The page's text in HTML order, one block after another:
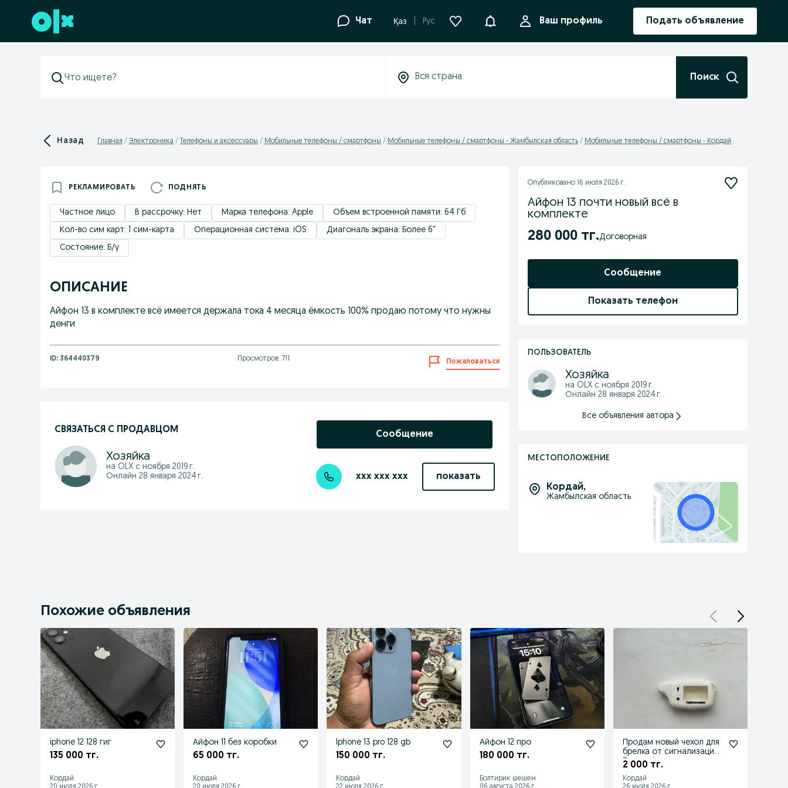
Перейти к нижнему колонтитулу Чат Қаз Рус УведомленияВаш профиль Подать объявление
Поиск
Назад Главная Электроника Телефоны и аксессуары Мобильные телефоны / смартфоны Мобильные телефоны / смартфоны - Жамбылская область Мобильные телефоны / смартфоны - Кордай
РЕКЛАМИРОВАТЬ ПОДНЯТЬ
Частное лицо В рассрочку: Нет Марка телефона: Apple
Объем встроенной памяти: 64 Гб
Кол-во сим карт: 1 сим-карта
Операционная система: iOS
Диагональ экрана: Более 6"
Состояние: Б/у
ОПИСАНИЕ
Айфон 13 в комплекте всё имеется держала тока 4 месяца ёмкость 100% продаю потому что нужны
денги
ID: 364440379 Просмотров: 711 Пожаловаться
СВЯЗАТЬСЯ С ПРОДАВЦОМ
Хозяйка
на OLX с ноября 2019 г.
Онлайн 28 января 2024 г.
Сообщение
xxx xxx xxx показать
Опубликовано 16 июля 2026 г.
Айфон 13 почти новый всё в
комплекте
280 000 тг. Договорная
Сообщение
Показать телефон
ПОЛЬЗОВАТЕЛЬ
Хозяйка
на OLX с ноября 2019 г.
Онлайн 28 января 2024 г.
Все объявления автора
МЕСТОПОЛОЖЕНИЕ
Кордай,
Жамбылская область
Похожие объявления
iphone 12 128 гиг
135 000 тг.
Кордай
Айфон 11 без коробки
65 000 тг.
Кордай
Iphone 13 pro 128 gb
150 000 тг.
Кордай
Айфон 12 про
180 000 тг.
Болтирик шешен
Продам новый чехол для
брелка от сигнализации
Тамагафк
2 000 тг.
Кордай